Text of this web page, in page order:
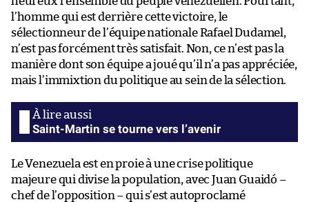
l’homme qui est derrière cette victoire, le
sélectionneur de l’équipe nationale Rafael Dudamel,
n’est pas forcément très satisfait. Non, ce n’est pas la
manière dont son équipe a joué qu’il n’a pas appréciée,
mais l’immixtion du politique au sein de la sélection.
Saint-Martin se tourne vers l’avenir
Le Venezuela est en proie à une crise politique
majeure qui divise la population, avec Juan Guaidó –
chef de l’opposition – qui s’est autoproclamé